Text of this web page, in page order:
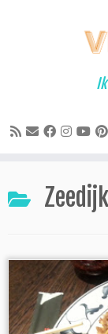
Zeedijk